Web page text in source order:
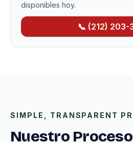
disponibles hoy.
📞 (212)
SIMPLE, TRANSPARENT
Nuestro